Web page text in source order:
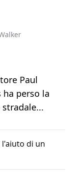
Paul
ha perso la
l'aiuto di un